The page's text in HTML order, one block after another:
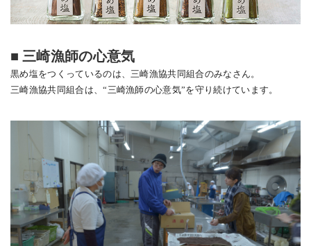
■ 三崎漁師の心意気
黒め塩をつくっているのは、三崎漁協共同組合のみなさん。
三崎漁協共同組合は、“三崎漁師の心意気”を守り続けています。